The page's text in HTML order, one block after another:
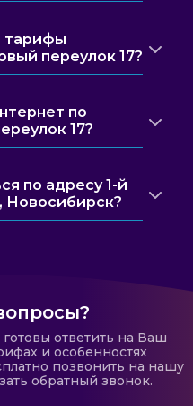
тарифы
переулок 17?
по
17?
по адресу 1-й
Новосибирск?
ответить на Ваш
и особенностях
позвонить на нашу
обратный звонок.